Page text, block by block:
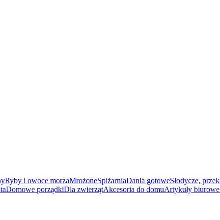
Ryby i owoce morzaMrożoneSpiżarniaDania gotoweSłodycze,
Domowe porządkiDla zwierzątAkcesoria do domuArtykuły